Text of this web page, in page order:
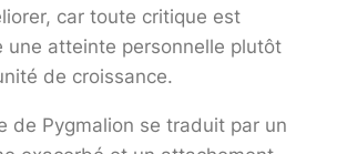
car toute critique est
une atteinte personnelle plutôt
de croissance.
de Pygmalion se traduit par un